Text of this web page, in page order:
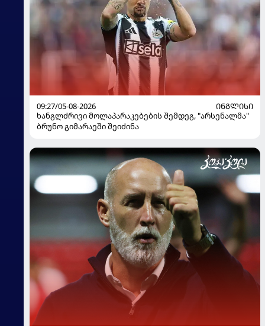
09:27/05-08-2026
ᲘᲜᲒᲚᲘᲡᲘ
ხანგლძრივი მოლაპარაკებების შემდეგ, "არსენალმა"
ბრუნო გიმარაეში შეიძინა